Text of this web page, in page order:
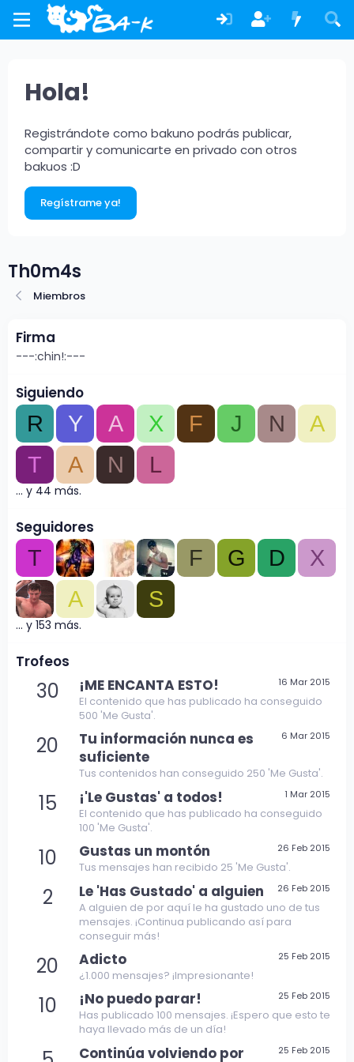
Hola!
Registrándote como bakuno podrás publicar,
compartir y comunicarte en privado con otros
bakuos :D
Regístrame ya!
Th0m4s
Miembros
Firma
---:chin!:---
Siguiendo
R Y A X F J N
A
T
A N L
... y 44 más.
Seguidores
T F G D
X
A
S
... y 153 más.
Trofeos
30 16 Mar 2015
¡ME ENCANTA ESTO!
El contenido que has publicado ha conseguido
500 'Me Gusta'.
20 6 Mar 2015
Tu información nunca es
suficiente
Tus contenidos han conseguido 250 'Me Gusta'.
15 1 Mar 2015
¡'Le Gustas' a todos!
El contenido que has publicado ha conseguido
100 'Me Gusta'.
10 26 Feb 2015
Gustas un montón
Tus mensajes han recibido 25 'Me Gusta'.
2 26 Feb 2015
Le 'Has Gustado' a alguien
A alguien de por aquí le ha gustado uno de tus
mensajes. ¡Continua publicando así para
conseguir más!
20 25 Feb 2015
Adicto
¿1.000 mensajes? ¡Impresionante!
10 25 Feb 2015
¡No puedo parar!
Has publicado 100 mensajes. ¡Espero que esto te
haya llevado más de un día!
25 Feb 2015
Continúa volviendo por